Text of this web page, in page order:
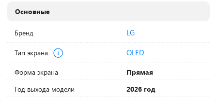
Основные
Бренд LG
Тип экрана OLED
Форма экрана
Прямая
Год выхода модели
2026 год